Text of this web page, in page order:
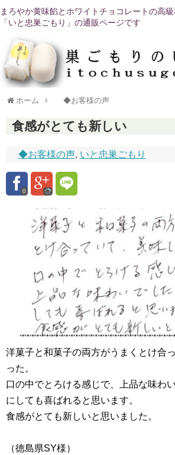
まろやか黄味餡とホワイトチョコレートの高
「いと忠巣ごもり」の通販ページです
ホーム ◆お客様の声
食感がとても新しい
◆お客様の声, いと忠巣ごもり
0
洋菓子と和菓子の両方がうまくとけ合
った。
口の中でとろける感じで、上品な味わ
にしても喜ばれると思います。
食感がとても新しいと思いました。
（徳島県SY様）